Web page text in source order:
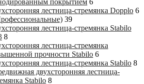
лестница-стремянка Dopplo 6
39
лестница-стремянка Stabilo
8
лестница-стремянка
прочности Stabilo 6
лестница-стремянка Stabilo 8
двухсторонняя лестница-
Stabilo 8